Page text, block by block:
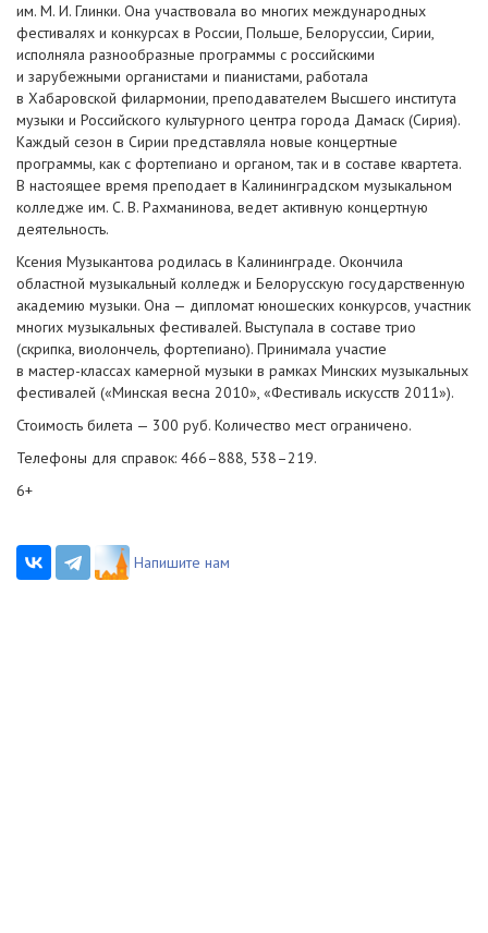
им. М. И. Глинки. Она участвовала во многих международных
фестивалях и конкурсах в России, Польше, Белоруссии, Сирии,
исполняла разнообразные программы с российскими
и зарубежными органистами и пианистами, работала
в Хабаровской филармонии, преподавателем Высшего института
музыки и Российского культурного центра города Дамаск (Сирия).
Каждый сезон в Сирии представляла новые концертные
программы, как с фортепиано и органом, так и в составе квартета.
В настоящее время преподает в Калининградском музыкальном
колледже им. С. В. Рахманинова , ведет активную концертную
деятельность.
Ксения Музыкантова родилась в Калининграде. Окончила
областной музыкальный колледж и Белорусскую государственную
академию музыки. Она — дипломат юношеских конкурсов, участник
многих музыкальных фестивалей. Выступала в составе трио
(скрипка, виолончель, фортепиано). Принимала участие
в мастер-классах камерной музыки в рамках Минских музыкальных
фестивалей («Минская весна 2010», «Фестиваль искусств 2011»).
Стоимость билета — 300 руб. Количество мест ограничено.
Телефоны для справок: 466–888, 538–219.
6+
Напишите нам